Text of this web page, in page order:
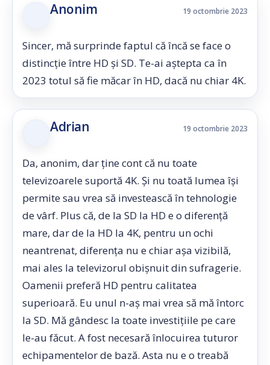
Anonim 19 octombrie 2023
Sincer, mă surprinde faptul că încă se face o
distincție între HD și SD. Te-ai aștepta ca în
2023 totul să fie măcar în HD, dacă nu chiar 4K.
Adrian 19 octombrie 2023
Da, anonim, dar ține cont că nu toate
televizoarele suportă 4K. Și nu toată lumea își
permite sau vrea să investească în tehnologie
de vârf. Plus că, de la SD la HD e o diferență
mare, dar de la HD la 4K, pentru un ochi
neantrenat, diferența nu e chiar așa vizibilă,
mai ales la televizorul obișnuit din sufragerie.
Oamenii preferă HD pentru calitatea
superioară. Eu unul n-aș mai vrea să mă întorc
la SD. Mă gândesc la toate investițiile pe care
le-au făcut. A fost necesară înlocuirea tuturor
echipamentelor de bază. Asta nu e o treabă